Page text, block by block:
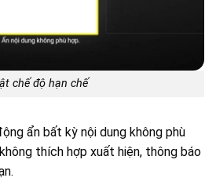
chế độ hạn chế
ẩn bất kỳ nội dung không phù
thích hợp xuất hiện, thông báo